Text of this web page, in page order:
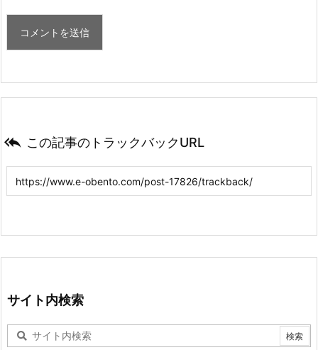
 この記事のトラックバックURL
サイト内検索